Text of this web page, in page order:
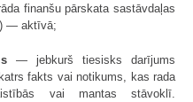
finanšu pārskata sastāvdaļas
— aktīvā;
— jebkurš tiesisks darījums
fakts vai notikums, kas rada
vai mantas stāvoklī.